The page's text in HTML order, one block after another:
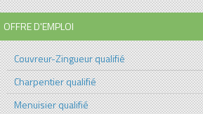
OFFRE D'EMPLOI
Couvreur-Zingueur qualifié
Charpentier qualifié
Menuisier qualifié